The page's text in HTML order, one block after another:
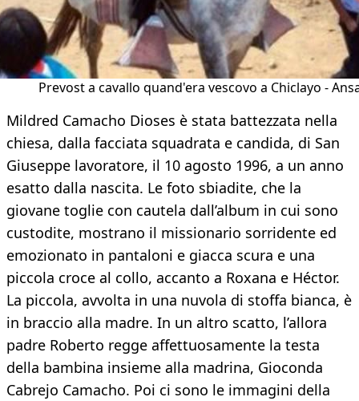
Prevost a cavallo quand'era vescovo a Chiclayo -
Mildred Camacho Dioses è stata battezzata nella
chiesa, dalla facciata squadrata e candida, di San
Giuseppe lavoratore, il 10 agosto 1996, a un anno
esatto dalla nascita. Le foto sbiadite, che la
giovane toglie con cautela dall’album in cui sono
custodite, mostrano il missionario sorridente ed
emozionato in pantaloni e giacca scura e una
piccola croce al collo, accanto a Roxana e Héctor.
La piccola, avvolta in una nuvola di stoffa bianca, è
in braccio alla madre. In un altro scatto, l’allora
padre Roberto regge affettuosamente la testa
della bambina insieme alla madrina, Gioconda
Cabrejo Camacho. Poi ci sono le immagini della